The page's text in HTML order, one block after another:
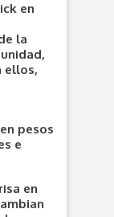
en
la
ellos,
pesos
e
en